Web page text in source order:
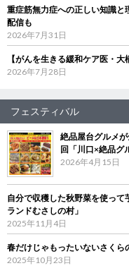
重症筋無力症への正しい知識
配信も
2026年7月31日
【がんを生きる緩和ケア医・
2026年7月28日
フェスティバル
絶品屋台グルメ
回「川口×絶品グ
2026年4月15日
自分で収穫した秋野菜を使っ
ランドむさしの村」
2025年11月4日
春だけじゃもったいないさくら
2025年10月23日